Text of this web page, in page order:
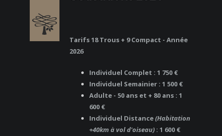
Tarifs 18 Trous + 9 Compact - Année
2026
Individuel Complet : 1 750 €
Individuel Semainier : 1 500 €
Adulte - 50 ans et + 80 ans : 1
600 €
Individuel Distance(Habitation
+40km à vol d'oiseau) : 1 600 €